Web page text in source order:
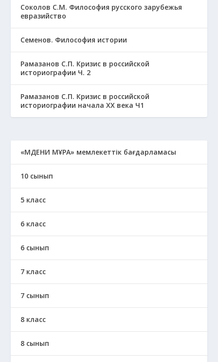
Соколов С.М. Философия русского зарубежья
евразийство
Семенов. Философия истории
Рамазанов С.П. Кризис в российской
историографии Ч. 2
Рамазанов С.П. Кризис в российской
историографии начала ХХ века Ч1
«МӘДЕНИ МҰРА» мемлекеттік бағдарламасы
10 сынып
5 класс
6 класс
6 сынып
7 класс
7 сынып
8 класс
8 сынып